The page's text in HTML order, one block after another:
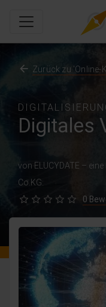
Digitales
von ELUCYDATE –
Co.KG.
0
Zurück zu 'Online-